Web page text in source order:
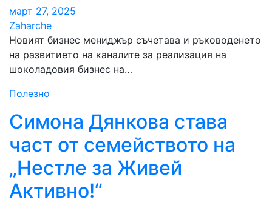
март 27, 2025
Zaharche
Новият бизнес мениджър съчетава и ръководенето
на развитието на каналите за реализация на
шоколадовия бизнес на…
Полезно
Симона Дянкова става
част от семейството на
„Нестле за Живей
Активно!“